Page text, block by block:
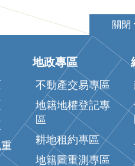
關閉
地政專區
不動產交易專區
地籍地權登記專
區
耕地租約專區
地籍圖重測專區